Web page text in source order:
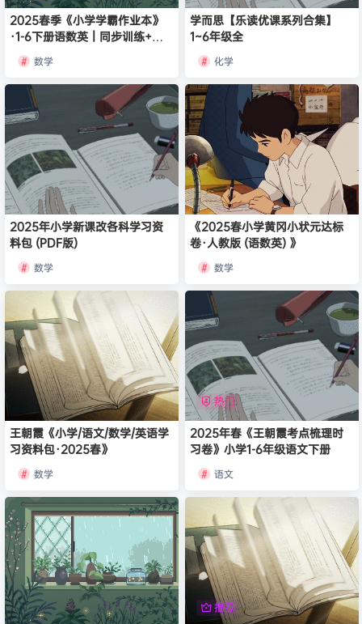
2025春季《小学学霸作业本》
·1-6下册语数英｜同步训练+拔
高提升
数学
学而思【乐读优课系列合集】
1~6年级全
化学
2025年小学新课改各科学习资
料包 (PDF版)
数学
《2025春小学黄冈小状元达标
卷·人教版 (语数英) 》
数学
王朝霞《小学/语文/数学/英语学
习资料包·2025春》
数学
热门
2025年春《王朝霞考点梳理时
习卷》小学1-6年级语文下册
语文
推荐